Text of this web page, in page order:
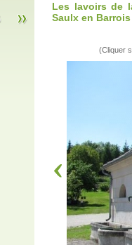
Les lavoirs de
Saulx en Barrois
(Cliquer